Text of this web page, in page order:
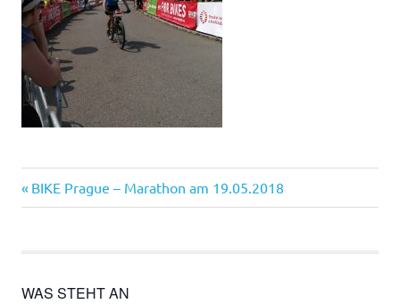
Beitragsnavigation
Vorheriger
Beitrag:
BIKE Prague – Marathon am 19.05.2018
WAS STEHT AN